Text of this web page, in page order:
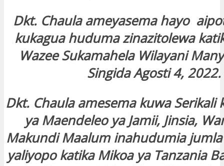
Dkt. Chaula ameyasema hayo
kukagua huduma zinazitolewa
Wazee Sukamahela Wilayani
Singida Agosti 4, 2022.
Dkt. Chaula amesema kuwa Serikali
ya Maendeleo ya Jamii, Jinsia,
Makundi Maalum inahudumia jumla
yaliyopo katika Mikoa ya Tanzania